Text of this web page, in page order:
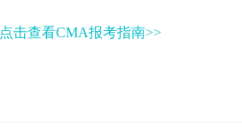
点击查看CMA报考指南>>